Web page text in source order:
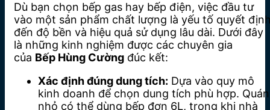
Dù bạn chọn bếp gas hay bếp điện, việc đầu tư
vào một sản phẩm chất lượng là yếu tố quyết
đến độ bền và hiệu quả sử dụng lâu dài. Dưới đây
là những kinh nghiệm được các chuyên gia
của Bếp Hùng Cường đúc kết:
Xác định đúng dung tích: Dựa vào quy mô
kinh doanh để chọn dung tích phù hợp. Quán
nhỏ có thể dùng bếp đơn 6L, trong khi nhà